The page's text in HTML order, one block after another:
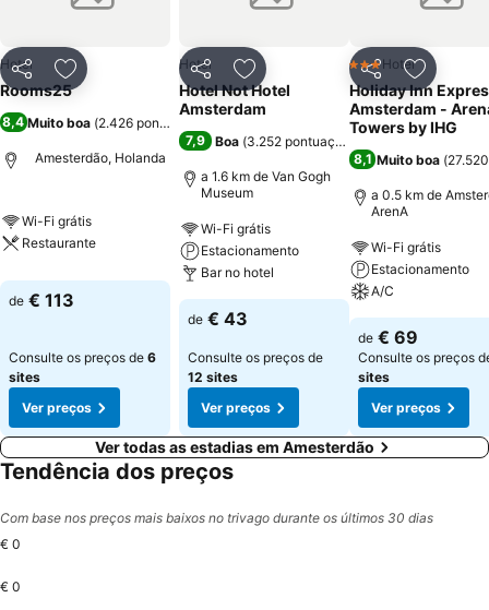
PartilharAdicionar aos favoritos
Hotel
Rooms25
8,4Muito boa (2.426 pontuações
Amesterdão, Holanda
Wi-Fi grátis
Restaurante
de € 113
Consulte os preços de 6
sites
Ver preços
PartilharAdicionar aos favoritos
Hotel
Hotel Not Hotel
Amsterdam
7,9 Boa (3.252 pontuações
a 1.6 km de Van Gogh
Museum
Wi-Fi grátis
Estacionamento
Bar no hotel
de € 43
Consulte os preços de
12 sites
Ver preços
Partilhar
3 Estrelas
Hotel
Holiday Inn
Amsterdam -
Towers by IHG
8,1 Muito boa (
a 0.5 km de
ArenA
Wi-Fi grátis
Estacionamento
A/C
de € 69
Consulte os preços
sites
Ver preços
Ver todas as estadias em Amesterdão
Tendência dos preços
Com base nos preços mais baixos no trivago durante os últimos 30 dias
€ 0
€ 0